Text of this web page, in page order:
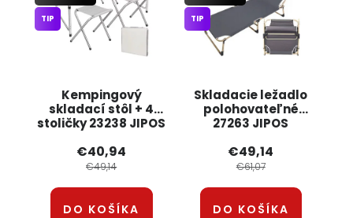
Kempingový
skladací stôl + 4
stoličky 23238 JIPOS
TIP
€40,94
€49,14
DO KOŠÍKA
Skladacie ležadlo
polohovateľné
27263 JIPOS
TIP
€49,14
€61,07
DO KOŠÍKA